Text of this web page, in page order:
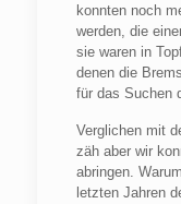
konnten noch
werden, die
sie waren in
denen die
für das Suchen
Verglichen mit
zäh aber wir
abringen.
letzten Jahren